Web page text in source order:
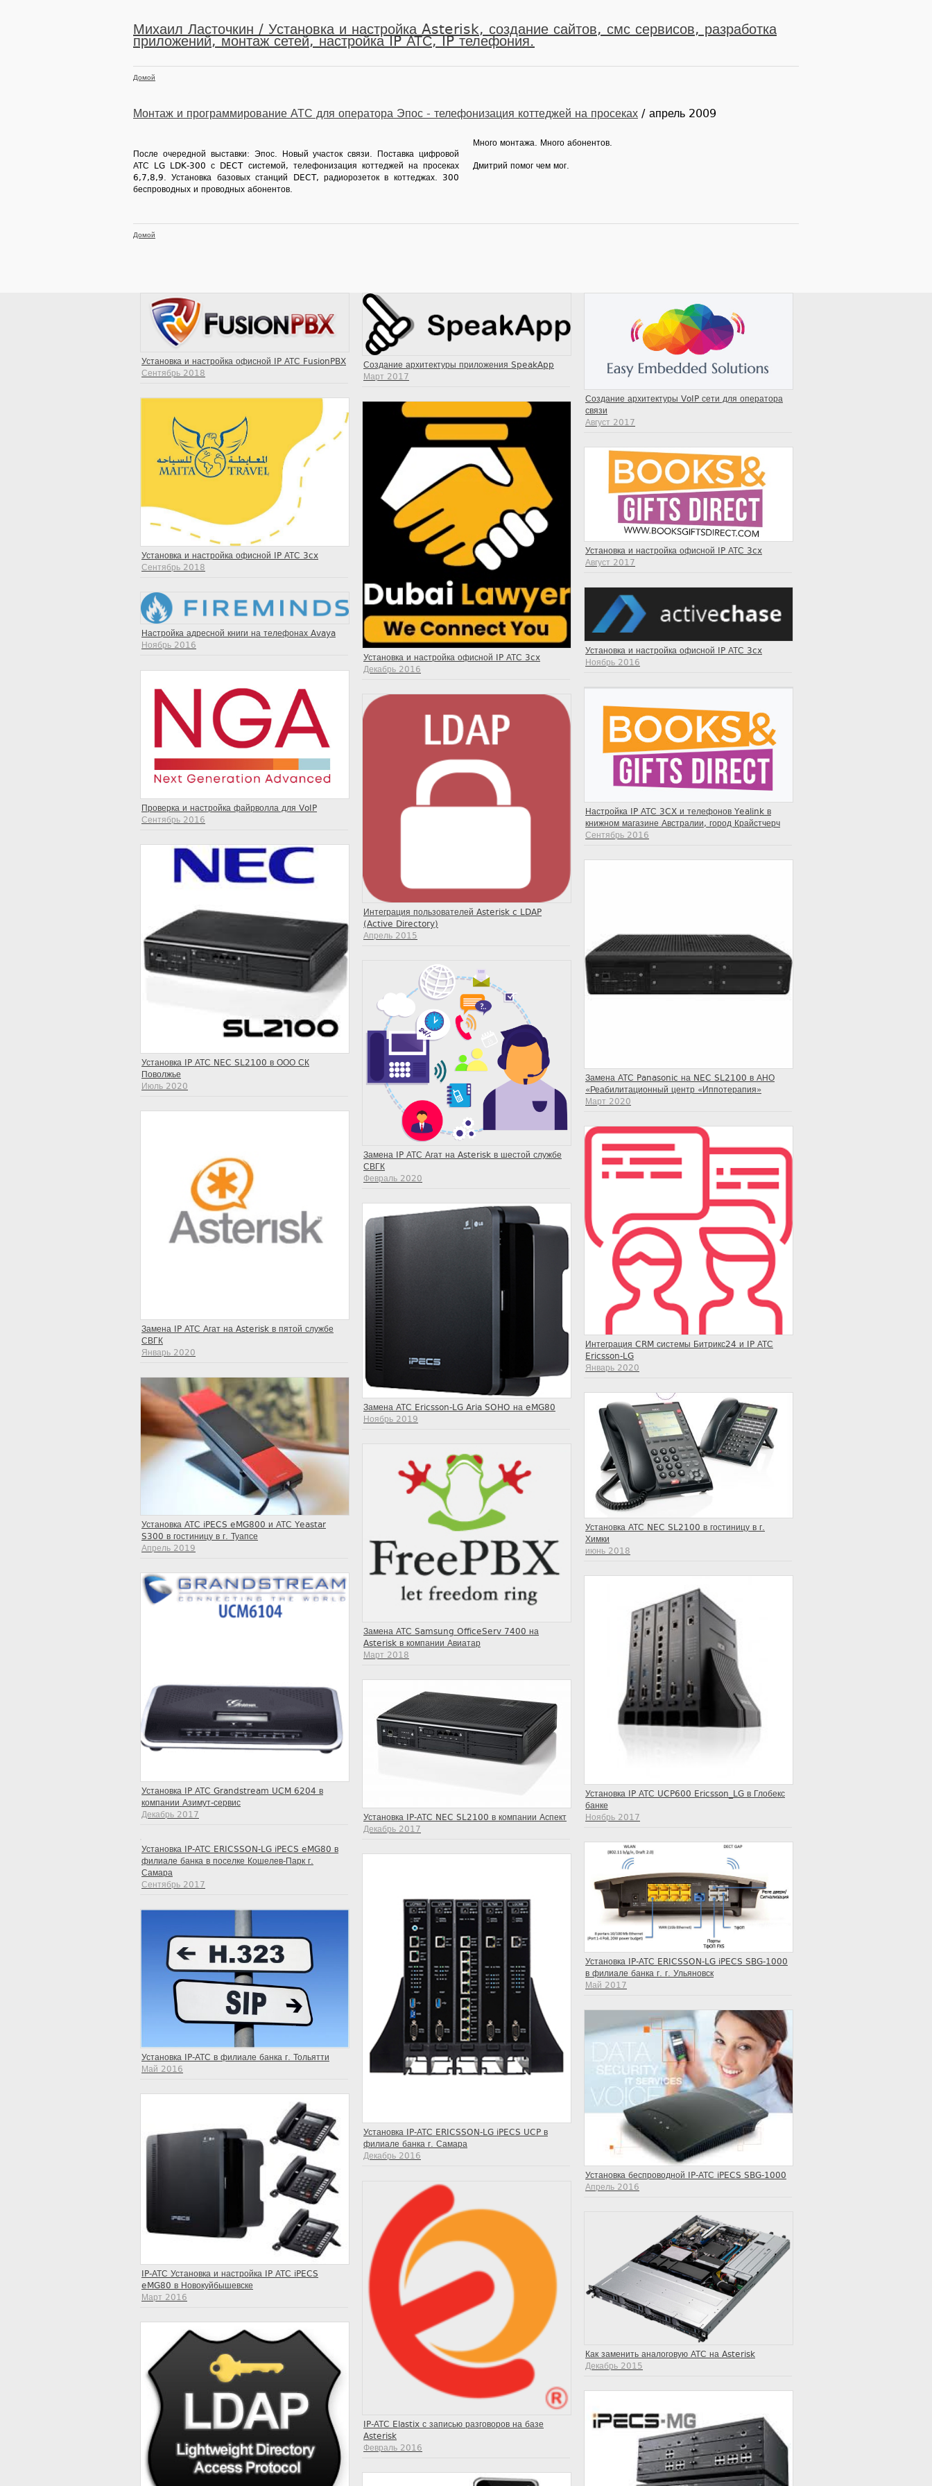
Михаил Ласточкин / Установка и настройка Asterisk, создание сайтов, смс сервисов, разработка
приложений, монтаж сетей, настройка IP АТС, IP телефония.
Домой
Монтаж и программирование АТС для оператора Эпос - телефонизация коттеджей на просеках / апрель 2009
После очередной выставки: Эпос. Новый участок связи. Поставка цифровой
АТС LG LDK-300 с DECT системой, телефонизация коттеджей на просеках
6,7,8,9. Установка базовых станций DECT, радиорозеток в коттеджах. 300
беспроводных и проводных абонентов.
Много монтажа. Много абонентов.
Дмитрий помог чем мог.
Домой
Установка и настройка офисной IP АТС FusionPBX
Сентябрь 2018
Создание архитектуры приложения SpeakApp
Март 2017
Создание архитектуры VoIP сети для оператора
связи
Август 2017
Установка и настройка офисной IP АТС 3cx
Сентябрь 2018
Установка и настройка офисной IP АТС 3cx
Декабрь 2016
Установка и настройка офисной IP АТС 3cx
Август 2017
Установка и настройка офисной IP АТС 3cx
Ноябрь 2016
Настройка адресной книги на телефонах Avaya
Ноябрь 2016
Проверка и настройка файрволла для VoIP
Сентябрь 2016
Настройка IP АТС 3CX и телефонов Yealink в
книжном магазине Австралии, город Крайстчерч
Сентябрь 2016
Интеграция пользователей Asterisk c LDAP
(Active Directory)
Апрель 2015
Установка IP АТС NEC SL2100 в ООО СК
Поволжье
Июль 2020
Замена АТС Panasonic на NEC SL2100 в АНО
«Реабилитационный центр «Иппотерапия»
Март 2020
Замена IP АТС Агат на Asterisk в шестой службе
СВГК
Февраль 2020
Замена IP АТС Агат на Asterisk в пятой службе
СВГК
Январь 2020
Интеграция CRM системы Битрикс24 и IP АТС
Ericsson-LG
Январь 2020
Замена АТС Ericsson-LG Aria SOHO на eMG80
Ноябрь 2019
Установка АТС iPECS eMG800 и АТС Yeastar
S300 в гостиницу в г. Туапсе
Апрель 2019
Установка АТС NEC SL2100 в гостиницу в г.
Химки
июнь 2018
Замена АТС Samsung OfficeServ 7400 на
Asterisk в компании Авиатар
Март 2018
Установка IP АТС Grandstream UCM 6204 в
компании Азимут-сервис
Декабрь 2017
Установка IP АТС UCP600 Ericsson_LG в Глобекс
банке
Ноябрь 2017
Установка IP-АТС NEC SL2100 в компании Аспект
Декабрь 2017
Установка IP-АТС ERICSSON-LG iPECS eMG80 в
филиале банка в поселке Кошелев-Парк г.
Самара
Сентябрь 2017
Установка IP-АТС ERICSSON-LG iPECS SBG-1000
в филиале банка г. г. Ульяновск
Май 2017
Установка IP-АТС ERICSSON-LG iPECS UCP в
филиале банка г. Самара
Декабрь 2016
Установка IP-АТС в филиале банка г. Тольятти
Май 2016
Установка беспроводной IP-АТС iPECS SBG-1000
Апрель 2016
IP-АТС Установка и настройка IP АТС iPECS
eMG80 в Новокуйбышевске
Март 2016
IP-АТС Elastix с записью разговоров на базе
Asterisk
Февраль 2016
Как заменить аналоговую АТС на Asterisk
Декабрь 2015